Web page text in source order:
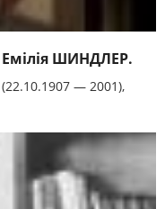
ШИНДЛЕР.
— 2001),